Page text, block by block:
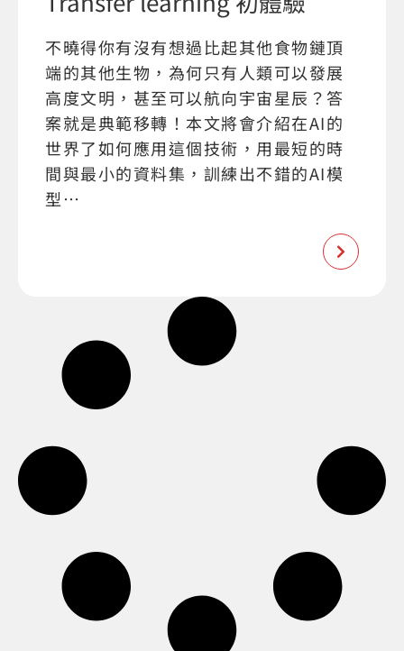
不曉得你有沒有想過比起其他食物鏈頂
端的其他生物，為何只有人類可以發展
高度文明，甚至可以航向宇宙星辰？答
案就是典範移轉！本文將會介紹在AI的
世界了如何應用這個技術，用最短的時
間與最小的資料集，訓練出不錯的AI模
型…